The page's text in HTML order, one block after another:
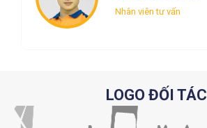
Nhân viên tư vấn
LOGO ĐỐI TÁC